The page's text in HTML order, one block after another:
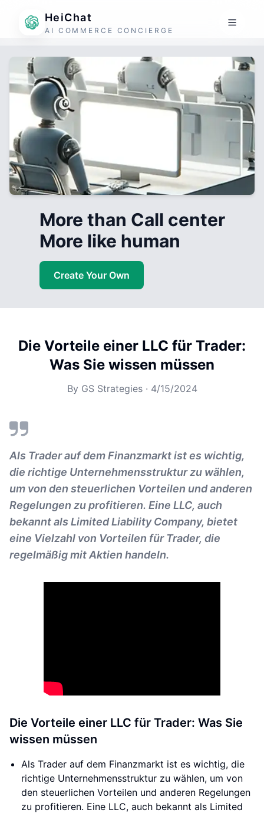
HeiChat
AI COMMERCE CONCIERGE
More than Call center
More like human
Create Your Own
Die Vorteile einer LLC für Trader:
Was Sie wissen müssen
By GS Strategies· 4/15/2024
Als Trader auf dem Finanzmarkt ist es wichtig,
die richtige Unternehmensstruktur zu wählen,
um von den steuerlichen Vorteilen und anderen
Regelungen zu profitieren. Eine LLC, auch
bekannt als Limited Liability Company, bietet
eine Vielzahl von Vorteilen für Trader, die
regelmäßig mit Aktien handeln.
Die Vorteile einer LLC für Trader: Was Sie
wissen müssen
Als Trader auf dem Finanzmarkt ist es wichtig, die
richtige Unternehmensstruktur zu wählen, um von
den steuerlichen Vorteilen und anderen Regelungen
zu profitieren. Eine LLC, auch bekannt als Limited